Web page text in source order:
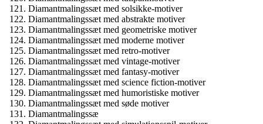
Diamantmalingssæt med solsikke-motiver
Diamantmalingssæt med abstrakte motiver
Diamantmalingssæt med geometriske motiver
Diamantmalingssæt med moderne motiver
Diamantmalingssæt med retro-motiver
Diamantmalingssæt med vintage-motiver
Diamantmalingssæt med fantasy-motiver
Diamantmalingssæt med science fiction-motiver
Diamantmalingssæt med humoristiske motiver
Diamantmalingssæt med søde motiver
Diamantmalingssæ